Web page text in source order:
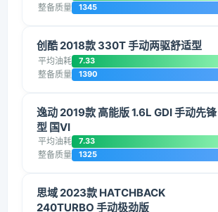
整备质量 1345
创酷 2018款 330T 手动两驱舒适型
平均油耗 7.33
整备质量 1390
逸动 2019款 高能版 1.6L GDI 手动先锋
型 国VI
平均油耗 7.33
整备质量 1325
思域 2023款 HATCHBACK
240TURBO 手动极劲版